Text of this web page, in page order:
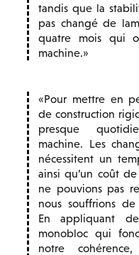
tandis que la
pas changé de
quatre mois qui
machine.
Pour mettre en
de construction
presque
machine. Les
nécessitent un
ainsi qu’un coût
ne pouvions pas
nous souffrions de
En appliquant
monobloc qui
notre